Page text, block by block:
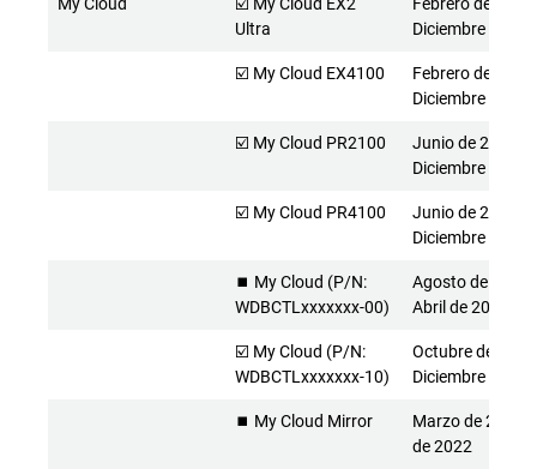
Ultra
Diciembre de
☑️ My Cloud EX4100
Febrero de 2015
Diciembre de
☑️ My Cloud PR2100
Junio de 2016 -
Diciembre de
☑️ My Cloud PR4100
Junio de 2016 -
Diciembre de
⏹️ My Cloud (P/N:
WDBCTLxxxxxxx-00)
Agosto de 2013 -
Abril de 2022
☑️ My Cloud (P/N:
WDBCTLxxxxxxx-10)
Octubre de
Diciembre de
⏹️ My Cloud Mirror
Marzo de 2014 -
de 2022